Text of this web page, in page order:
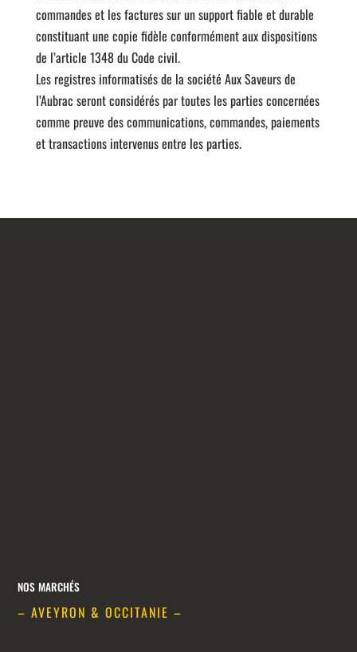
commandes et les factures sur un support fiable et durable
constituant une copie fidèle conformément aux dispositions
de l’article 1348 du Code civil.
Les registres informatisés de la société Aux Saveurs de
l’Aubrac seront considérés par toutes les parties concernées
comme preuve des communications, commandes, paiements
et transactions intervenus entre les parties.
NOS MARCHÉS
– AVEYRON & OCCITANIE –